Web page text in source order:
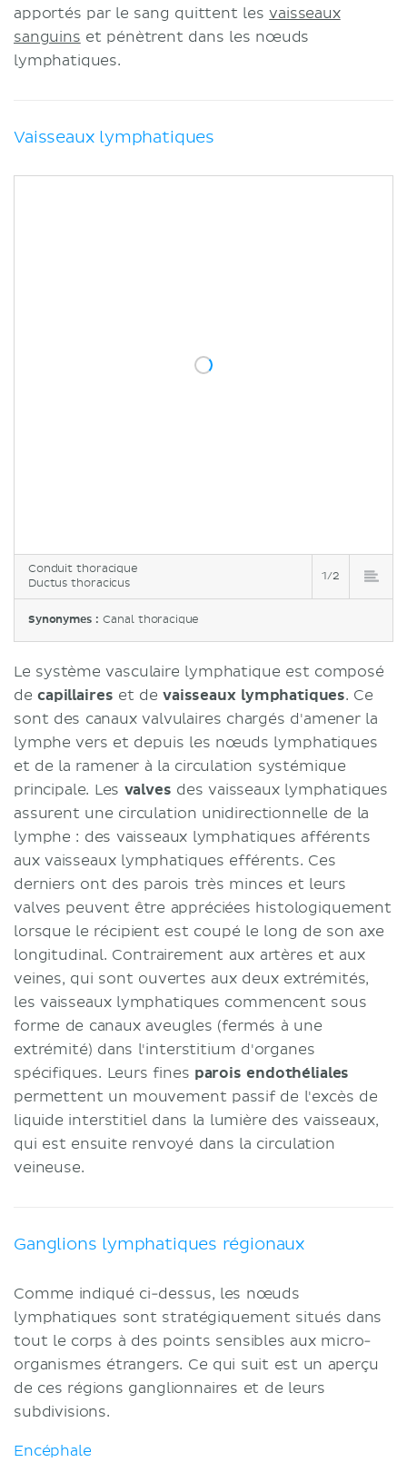
apportés par le sang quittent lesvaisseaux
sanguins et pénètrent dans les nœuds
lymphatiques.
Vaisseaux lymphatiques
Conduit thoracique
Ductus thoracicus
1/2
Synonymes :Canal thoracique
Le système vasculaire lymphatique est composé
decapillaires et devaisseaux lymphatiques. Ce
sont des canaux valvulaires chargés d'amener la
lymphe vers et depuis les nœuds lymphatiques
et de la ramener à la circulation systémique
principale. Les valves des vaisseaux lymphatiques
assurent une circulation unidirectionnelle de la
lymphe : des vaisseaux lymphatiques afférents
aux vaisseaux lymphatiques efférents. Ces
derniers ont des parois très minces et leurs
valves peuvent être appréciées histologiquement
lorsque le récipient est coupé le long de son axe
longitudinal. Contrairement aux artères et aux
veines, qui sont ouvertes aux deux extrémités,
les vaisseaux lymphatiques commencent sous
forme de canaux aveugles (fermés à une
extrémité) dans l'interstitium d'organes
spécifiques. Leurs fines parois endothéliales
permettent un mouvement passif de l'excès de
liquide interstitiel dans la lumière des vaisseaux,
qui est ensuite renvoyé dans la circulation
veineuse.
Ganglions lymphatiques régionaux
Comme indiqué ci-dessus, les nœuds
lymphatiques sont stratégiquement situés dans
tout le corps à des points sensibles aux micro-
organismes étrangers. Ce qui suit est un aperçu
de ces régions ganglionnaires et de leurs
subdivisions.
Encéphale